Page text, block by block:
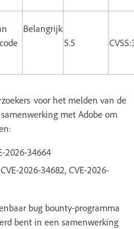
Belangrijk
5.5
voor het melden van de
met Adobe om
2026-34664
2026-34682, CVE-2026-
bug bounty-programma
bent in een samenwerking